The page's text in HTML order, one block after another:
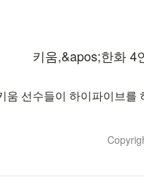
움 선수들이 하이파이브